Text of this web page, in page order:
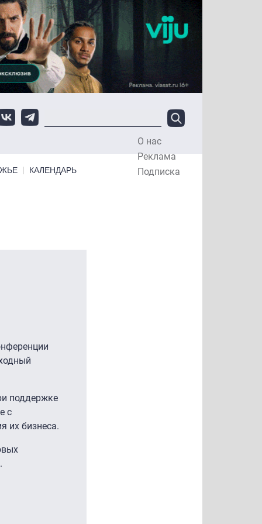
О нас
Реклама
Подписка
КАЛЕНДАРЬ
поддержке
с
их бизнеса.